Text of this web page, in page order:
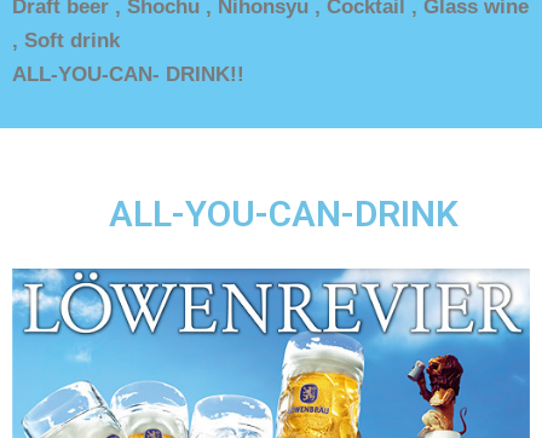
Draft beer , Shochu , Nihonsyu , Cocktail , Glass wine
, Soft drink
ALL-YOU-CAN- DRINK!!
ALL-YOU-CAN-DRINK